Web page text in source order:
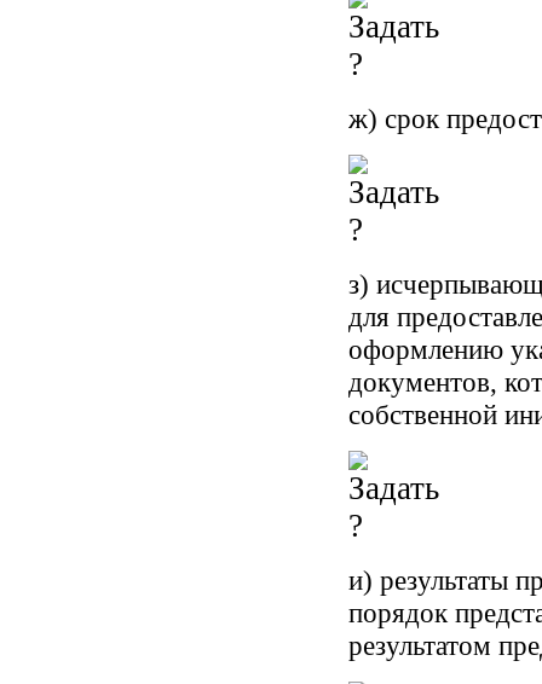
ж) срок
з)
для
оформлению
документов,
собственной
и) результаты
порядок
результатом